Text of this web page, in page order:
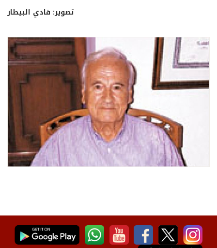
تصوير: فادي البيطار